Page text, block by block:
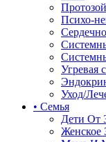
Психо-
Угревая
Уход/
• Семья
Дети От
Женское